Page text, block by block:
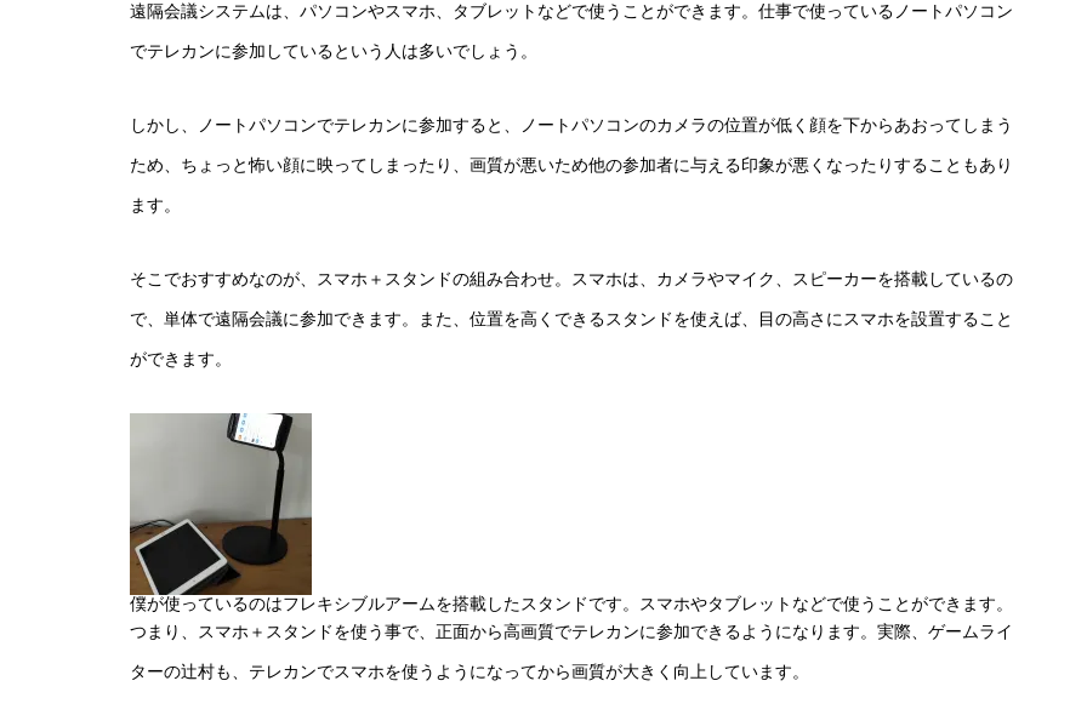
遠隔会議システムは、パソコンやスマホ、タブレットなどで使うことができます。仕事で使っているノートパソコン
でテレカンに参加しているという人は多いでしょう。
しかし、ノートパソコンでテレカンに参加すると、ノートパソコンのカメラの位置が低く顔を下からあおってしまう
ため、ちょっと怖い顔に映ってしまったり、画質が悪いため他の参加者に与える印象が悪くなったりすることもあり
ます。
そこでおすすめなのが、スマホ＋スタンドの組み合わせ。スマホは、カメラやマイク、スピーカーを搭載しているの
で、単体で遠隔会議に参加できます。また、位置を高くできるスタンドを使えば、目の高さにスマホを設置すること
ができます。
僕が使っているのはフレキシブルアームを搭載したスタンドです。スマホやタブレットなどで使うことができます。
つまり、スマホ＋スタンドを使う事で、正面から高画質でテレカンに参加できるようになります。実際、ゲームライ
ターの辻村も、テレカンでスマホを使うようになってから画質が大きく向上しています。